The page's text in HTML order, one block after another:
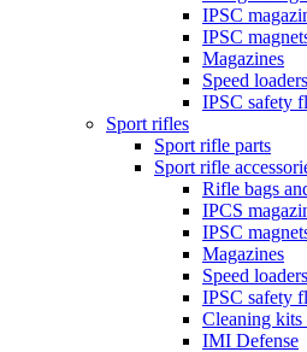
IPSC
IPSC
Magazines
Speed loaders
IPSC safety
Sport rifles
Sport rifle parts
Sport rifle
Rifle bags
IPCS
IPSC
Magazines
Speed loaders
IPSC safety
Cleaning kits
IMI Defense